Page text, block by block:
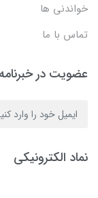
خواندنی ها
تماس با ما
عضویت در خبرنامه
نماد الکترونیکی